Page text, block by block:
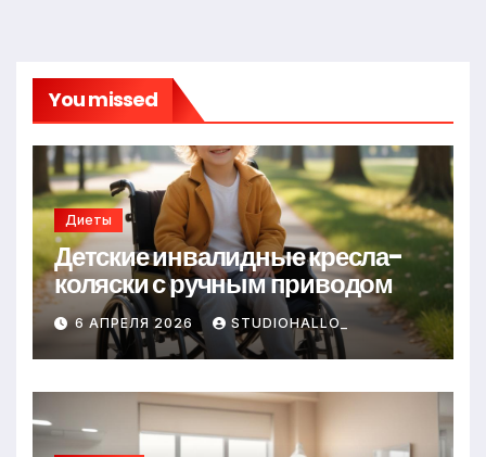
You missed
Диеты
Детские инвалидные кресла-
коляски с ручным приводом
6 АПРЕЛЯ 2026 STUDIOHALLO_